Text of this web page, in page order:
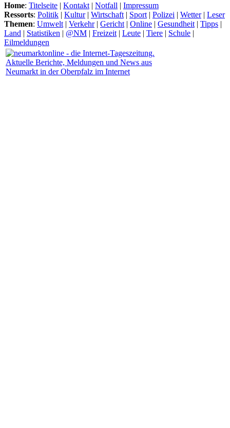
Home: Titelseite | Kontakt | Notfall | Impressum
Ressorts: Politik | Kultur| Wirtschaft | Sport | Polizei | Wetter| Leser
Themen: Umwelt | Verkehr| Gericht | Online | Gesundheit | Tipps |
Land | Statistiken | @NM | Freizeit | Leute | Tiere | Schule |
Eilmeldungen